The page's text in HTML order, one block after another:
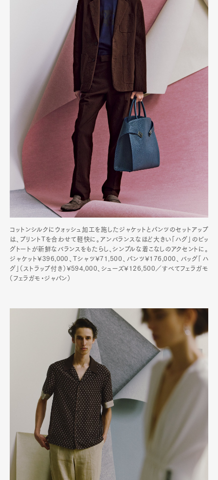
コットンシルクにウォッシュ加工を施したジャケットとパンツのセットアップ
は、プリントTを合わせて軽快に。アンバランスなほど大きい「ハグ」のビッ
グトートが新鮮なバランスをもたらし、シンプルな着こなしのアクセントに。
ジャケット¥396,000、Tシャツ¥71,500、パンツ¥176,000、バッグ「ハ
グ」（ストラップ付き）¥594,000、シューズ¥126,500／すべてフェラガモ
（フェラガモ・ジャパン）